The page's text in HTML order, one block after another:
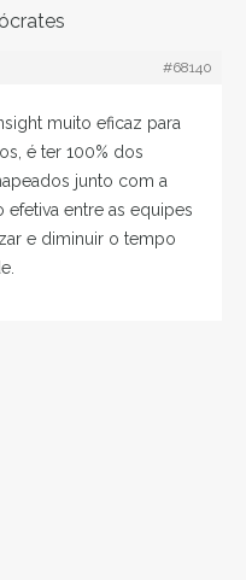
#68140
muito eficaz para
é ter 100% dos
junto com a
efetiva entre as equipes
e diminuir o tempo